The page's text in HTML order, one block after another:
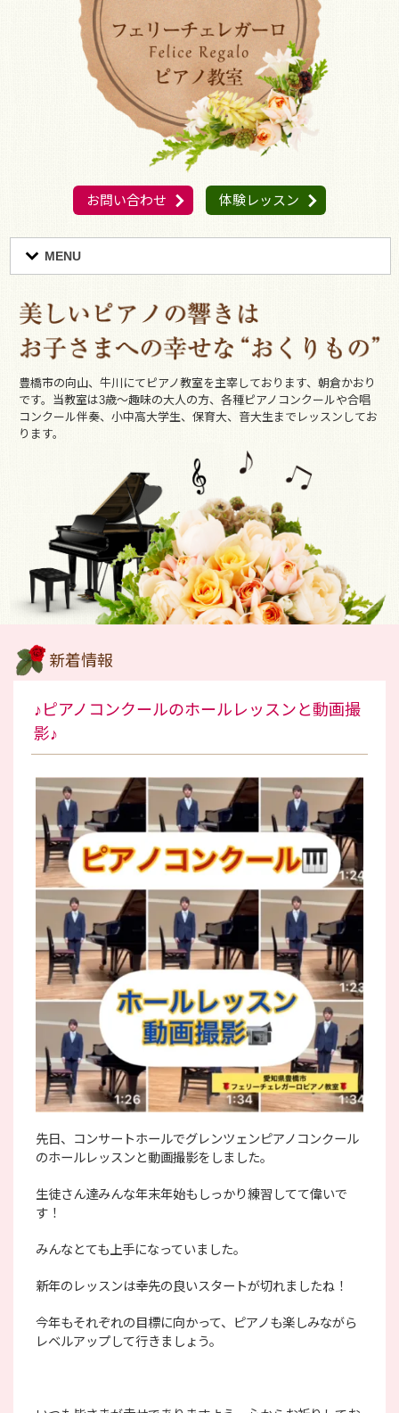
お問い合わせ 体験レッスン
MENU
豊橋市の向山、牛川にてピアノ教室を主宰しております、朝倉かおり
です。当教室は3歳～趣味の大人の方、各種ピアノコンクールや合唱
コンクール伴奏、小中高大学生、保育大、音大生までレッスンしてお
ります。
新着情報
♪ピアノコンクールのホールレッスンと動画撮
影♪
先日、コンサートホールでグレンツェンピアノコンクール
のホールレッスンと動画撮影をしました。
生徒さん達みんな年末年始もしっかり練習してて偉いで
す！
みんなとても上手になっていました。
新年のレッスンは幸先の良いスタートが切れましたね！
今年もそれぞれの目標に向かって、ピアノも楽しみながら
レベルアップして行きましょう。